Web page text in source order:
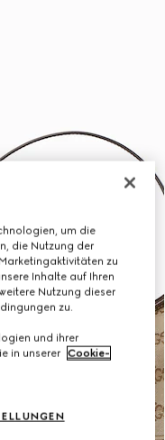
um die
die Nutzung der
zu
Inhalte auf Ihren
Nutzung dieser
zu.
und ihrer
in unserer Cookie-